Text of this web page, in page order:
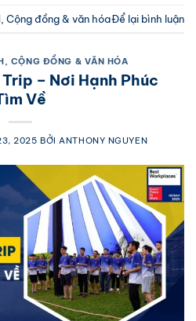
Cộng đồng & văn hóaĐể lại bình luận
, CỘNG ĐỒNG & VĂN HÓA
– Nơi Hạnh Phúc
Về
2025 BỞI ANTHONY NGUYEN